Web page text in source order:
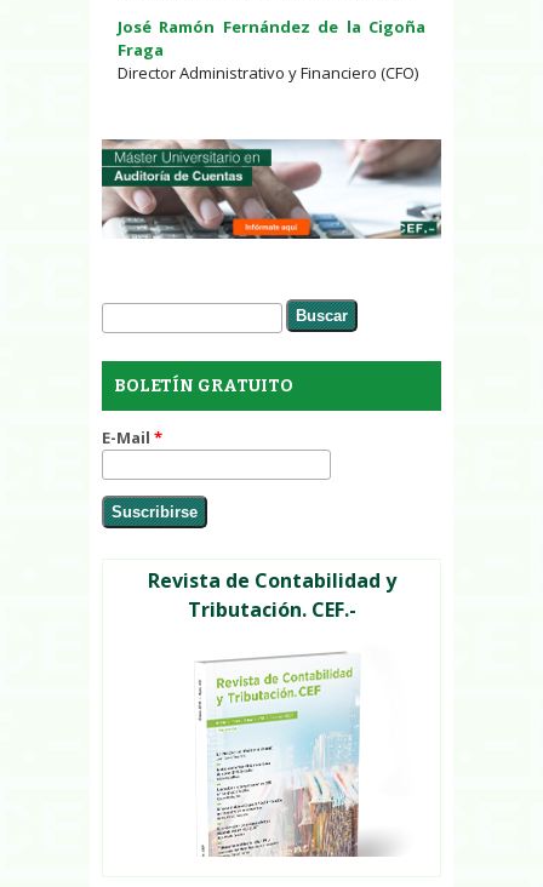
José Ramón Fernández de la Cigoña
Fraga
Director Administrativo y Financiero (CFO)
Formulario de búsqueda
Buscar
BOLETÍN GRATUITO
E-Mail *
Revista de Contabilidad y
Tributación. CEF.-